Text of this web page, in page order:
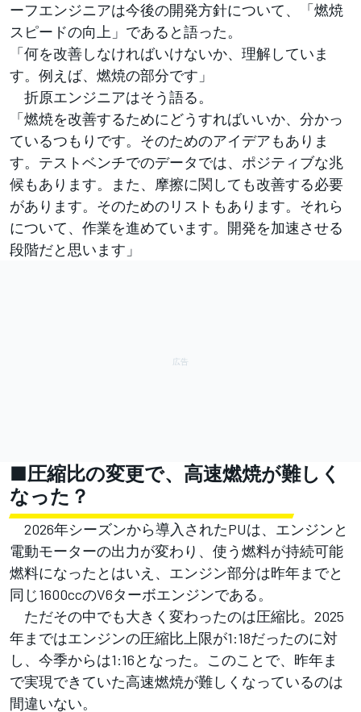
ーフエンジニアは今後の開発方針について、「燃焼
スピードの向上」であると語った。
「何を改善しなければいけないか、理解していま
す。例えば、燃焼の部分です」
折原エンジニアはそう語る。
「燃焼を改善するためにどうすればいいか、分かっ
ているつもりです。そのためのアイデアもありま
す。テストベンチでのデータでは、ポジティブな兆
候もあります。また、摩擦に関しても改善する必要
があります。そのためのリストもあります。それら
について、作業を進めています。開発を加速させる
段階だと思います」
■圧縮比の変更で、高速燃焼が難しく
なった？
2026年シーズンから導入されたPUは、エンジンと
電動モーターの出力が変わり、使う燃料が持続可能
燃料になったとはいえ、エンジン部分は昨年までと
同じ1600ccのV6ターボエンジンである。
ただその中でも大きく変わったのは圧縮比。2025
年まではエンジンの圧縮比上限が1:18だったのに対
し、今季からは1:16となった。このことで、昨年ま
で実現できていた高速燃焼が難しくなっているのは
間違いない。